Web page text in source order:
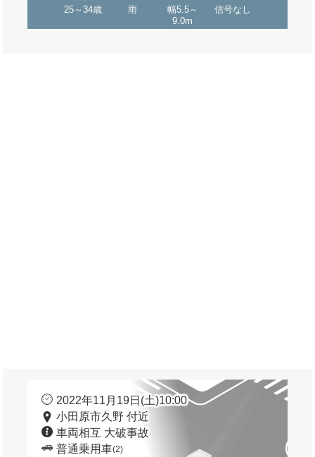
25～34歳 雨
幅5.5～
9.0m
信号なし
2022年11月19日(土)10:00
小田原市久野 付近
車両相互 大破事故
普通乗用車(2)